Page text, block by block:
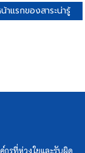
าแรกของสาระน่ารู้
กรที่ห่วงใยและรับผิด